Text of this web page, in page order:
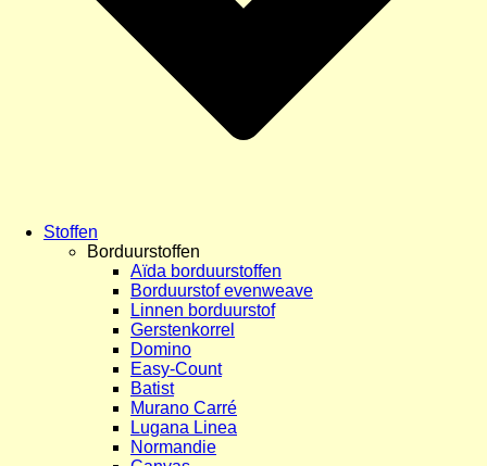
Stoffen
Borduurstoffen
Aïda borduurstoffen
Borduurstof evenweave
Linnen borduurstof
Gerstenkorrel
Domino
Easy-Count
Batist
Murano Carré
Lugana Linea
Normandie